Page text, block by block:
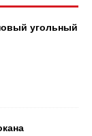
угольный